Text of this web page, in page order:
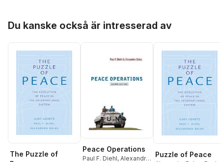
Du kanske också är intresserad av
The Puzzle of
Peace Operations
Paul F. Diehl, Alexandru
Puzzle of Peace